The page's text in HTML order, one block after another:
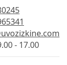
- 17.00